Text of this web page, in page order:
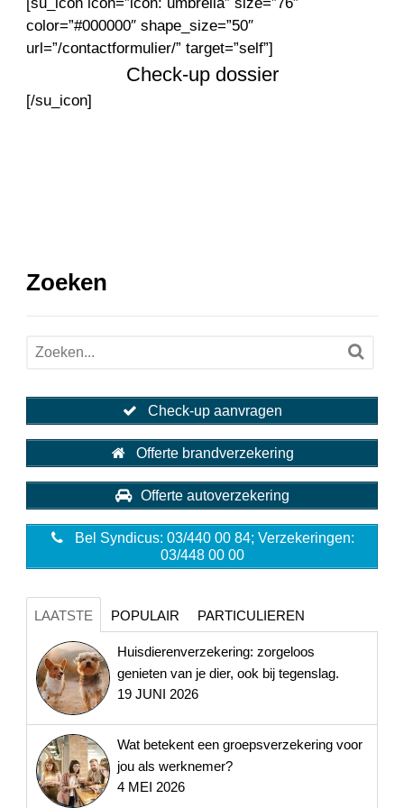
[su_icon icon=”icon: umbrella” size=”76″
color=”#000000″ shape_size=”50″
url=”/contactformulier/” target=”self”]
Check-up dossier
[/su_icon]
Zoeken
Check-up aanvragen
Offerte brandverzekering
Offerte autoverzekering
Bel Syndicus: 03/440 00 84; Verzekeringen:
03/448 00 00
LAATSTE POPULAIR PARTICULIEREN
Huisdierenverzekering: zorgeloos
genieten van je dier, ook bij tegenslag.
19 JUNI 2026
Wat betekent een groepsverzekering voor
jou als werknemer?
4 MEI 2026